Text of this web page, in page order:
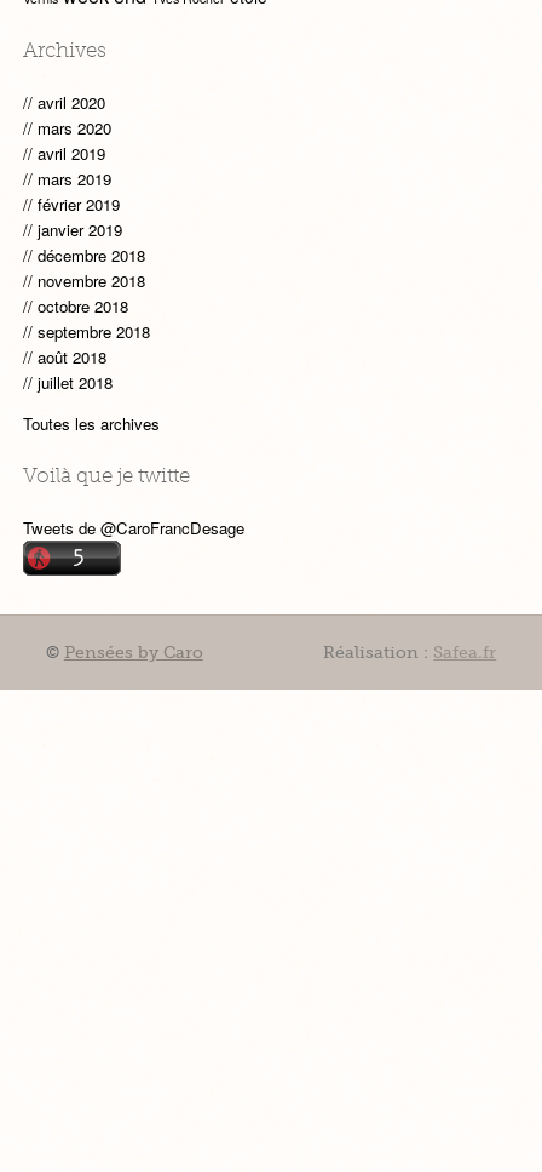
Archives
avril 2020
mars 2020
avril 2019
mars 2019
février 2019
janvier 2019
décembre 2018
novembre 2018
octobre 2018
septembre 2018
août 2018
juillet 2018
Toutes les archives
Voilà que je twitte
Tweets de @CaroFrancDesage
© Pensées by Caro Réalisation : Safea.fr